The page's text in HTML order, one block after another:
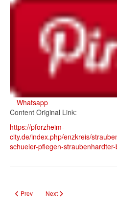
Whatsapp
Content Original Link:
https://pforzheim-
city.de/index.php/enzkreis/
schueler-pflegen-
Previous article: Ortsdurchfahrt
Prev Next article: Kita
Next